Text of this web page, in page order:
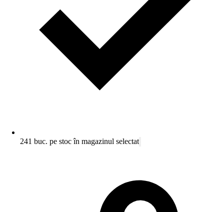
241 buc. pe stoc în magazinul selectat